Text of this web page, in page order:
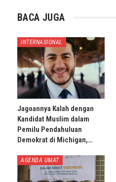
BACA JUGA
INTERNASIONAL
Jagoannya Kalah dengan
Kandidat Muslim dalam
Pemilu Pendahuluan
Demokrat di Michigan,…
AGENDA UMAT